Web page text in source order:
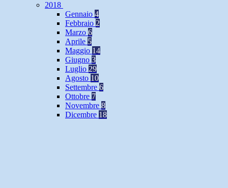
2018
Gennaio 4
Febbraio 2
Marzo 6
Aprile 5
Maggio 14
Giugno 3
Luglio 29
Agosto 10
Settembre 6
Ottobre 7
Novembre 8
Dicembre 18